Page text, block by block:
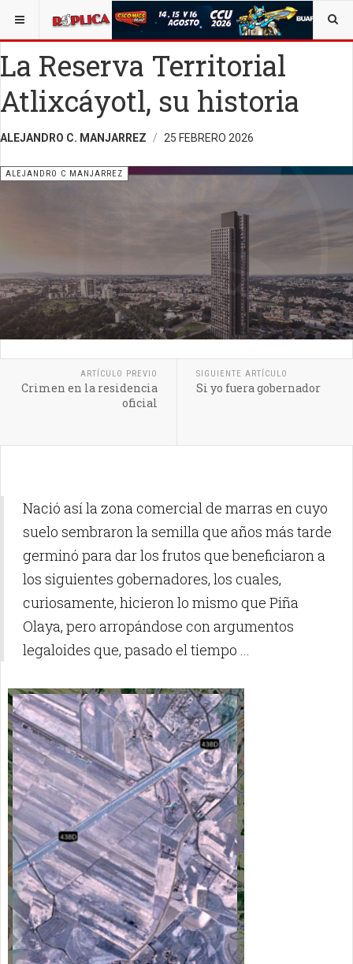
ESTÁ AQUÍ: ALEJANDRO C. MANJARREZ
La Reserva Territorial
Atlixcáyotl, su historia
ALEJANDRO C. MANJARREZ 25 FEBRERO 2026
ALEJANDRO C MANJARREZ
ARTÍCULO PREVIO
Crimen en la residencia
oficial
SIGUIENTE ARTÍCULO
Si yo fuera gobernador
Nació así la zona comercial de marras en cuyo
suelo sembraron la semilla que años más tarde
germinó para dar los frutos que beneficiaron a
los siguientes gobernadores, los cuales,
curiosamente, hicieron lo mismo que Piña
Olaya, pero arropándose con argumentos
legaloides que, pasado el tiempo ...